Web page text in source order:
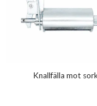
Knallfälla mot